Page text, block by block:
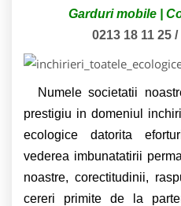
Garduri mobile |
0213 18 11 25
Numele societatii
prestigiu in domeniul
ecologice datorita
vederea imbunatatirii
noastre, corectitudinii,
cereri primite de la